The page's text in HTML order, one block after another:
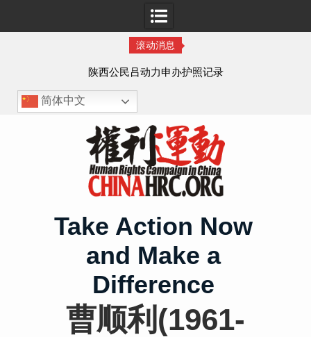
滚动消息
陕西公民吕动力申办护照记录
简体中文
Take Action Now
and Make a
Difference
曹顺利(1961-